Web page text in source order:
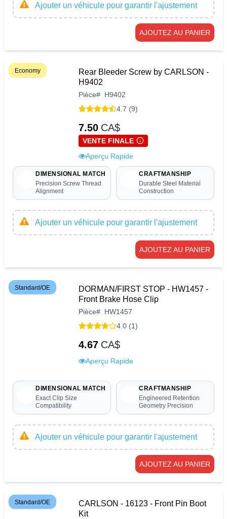
Ajouter un véhicule pour garantir l'ajustement
AJOUTEZ AU PANIER
Economy
Rear Bleeder Screw by CARLSON -
H9402
Pièce# H9402
4.7 (9)
7.50 CA$
VENTE FINALE
Aperçu Rapide
DIMENSIONAL MATCH
Precision Screw Thread
Alignment
CRAFTMANSHIP
Durable Steel Material
Construction
Ajouter un véhicule pour garantir l'ajustement
AJOUTEZ AU PANIER
Standard/OE
DORMAN/FIRST STOP - HW1457 -
Front Brake Hose Clip
Pièce# HW1457
4.0 (1)
4.67 CA$
Aperçu Rapide
DIMENSIONAL MATCH
Exact Clip Size
Compatibility
CRAFTMANSHIP
Engineered Retention
Geometry Precision
Ajouter un véhicule pour garantir l'ajustement
AJOUTEZ AU PANIER
Standard/OE
CARLSON - 16123 - Front Pin Boot
Kit